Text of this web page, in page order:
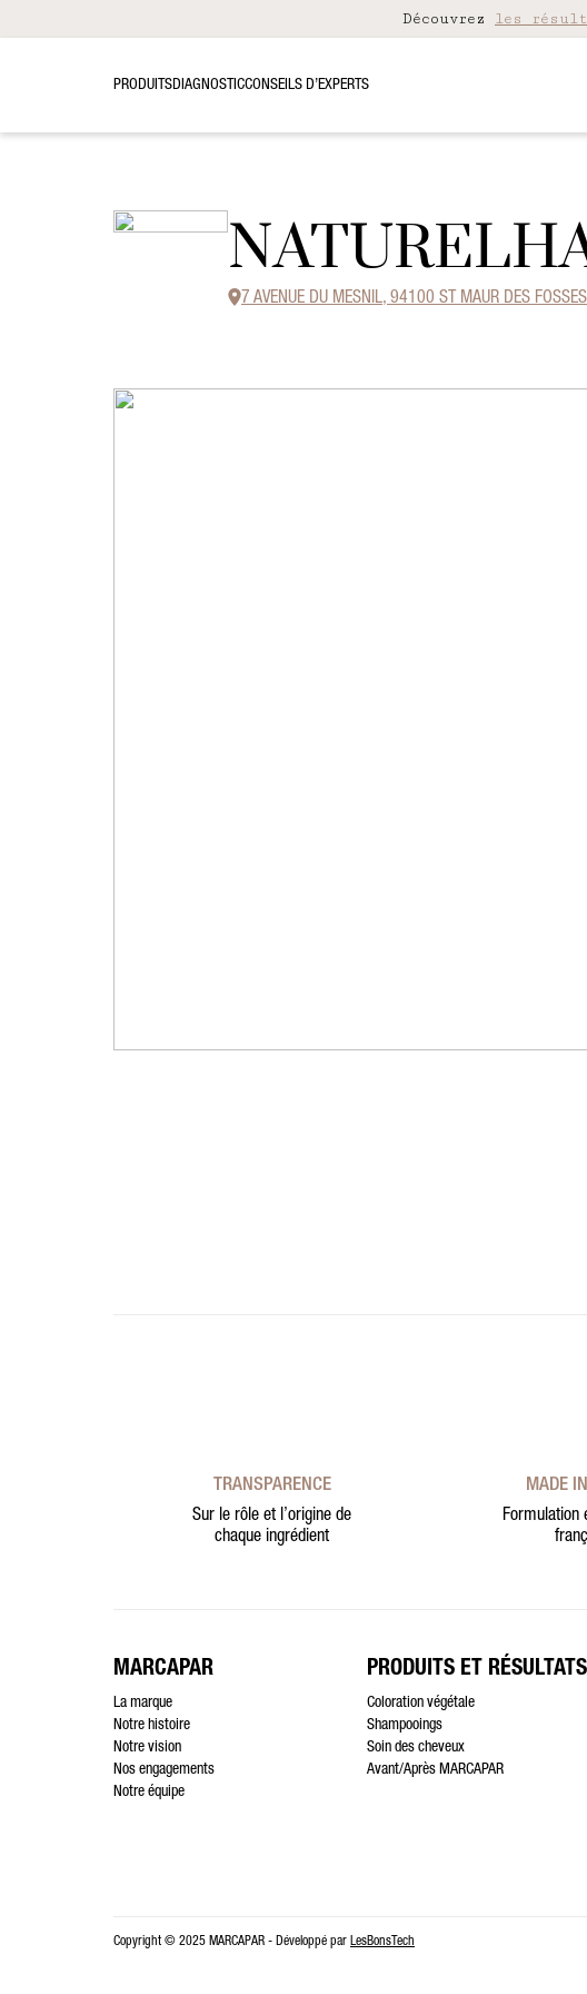
Découvrez les
PRODUITSDIAGNOSTICCONSEILS D’EXPERTS
7 AVENUE DU MESNIL, 94100 ST MAUR DES FOSSES
TRANSPARENCE
Sur le rôle et l’origine de
chaque ingrédient
MADE
Formulation
MARCAPAR
La marque
Notre histoire
Notre vision
Nos engagements
Notre équipe
PRODUITS ET RÉSULTATS
Coloration végétale
Shampooings
Soin des cheveux
Avant/Après MARCAPAR
Copyright © 2025 MARCAPAR - Développé par LesBonsTech